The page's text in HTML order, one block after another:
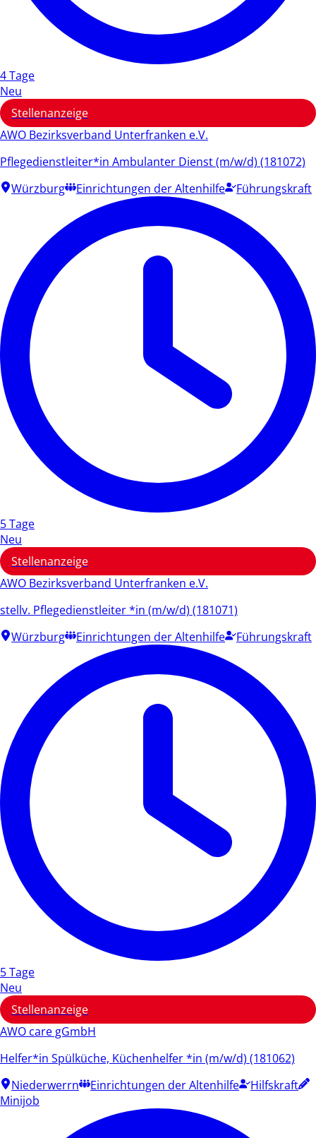
4 Tage
Neu
Stellenanzeige
AWO Bezirksverband Unterfranken e.V.
Pflegedienstleiter*in Ambulanter Dienst (m/w/d) (181072)
Würzburg
Einrichtungen der Altenhilfe Führungskraft
5 Tage
Neu
Stellenanzeige
AWO Bezirksverband Unterfranken e.V.
stellv. Pflegedienstleiter *in (m/w/d) (181071)
Würzburg
Einrichtungen der Altenhilfe Führungskraft
5 Tage
Neu
Stellenanzeige
AWO care gGmbH
Helfer*in Spülküche, Küchenhelfer *in (m/w/d) (181062)
Niederwerrn
Einrichtungen der Altenhilfe
Hilfskraft
Minijob